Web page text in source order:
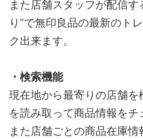
また店舗スタッフが配信す
り”で無印良品の最新のト
ク出来ます。
・検索機能
現在地から最寄りの店舗
を読み取って商品情報をチ
また店舗ごとの商品在庫